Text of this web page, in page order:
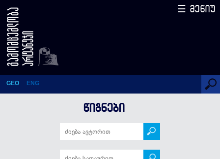
გურია და გურულები – 150
ამბავი (სერიის 28-ე წიგნი)
GEO ENG
☰ მენიუ
ᲬᲘᲒᲜᲔᲑᲘ